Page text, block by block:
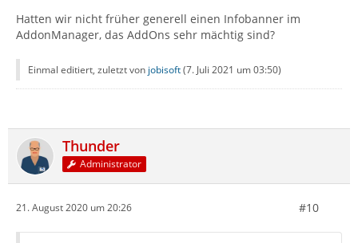
Hatten wir nicht früher generell einen Infobanner im
AddonManager, das AddOns sehr mächtig sind?
Einmal editiert, zuletzt von jobisoft(7. Juli 2021 um 03:50)
Thunder
Administrator
21. August 2020 um 20:26 #10